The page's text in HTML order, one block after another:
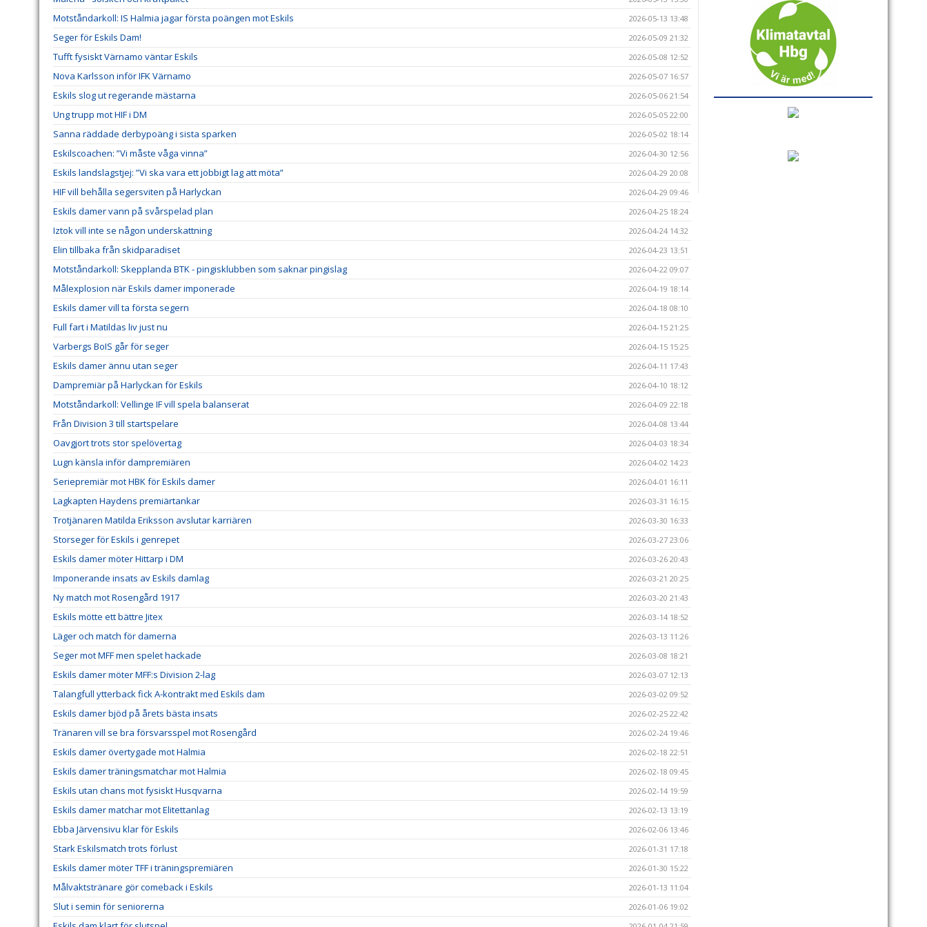
Motståndarkoll: IS Halmia jagar första poängen mot Eskils 2026-05-13 13:48
Seger för Eskils Dam! 2026-05-09 21:32
Tufft fysiskt Värnamo väntar Eskils 2026-05-08 12:52
Nova Karlsson inför IFK Värnamo 2026-05-07 16:57
Eskils slog ut regerande mästarna 2026-05-06 21:54
Ung trupp mot HIF i DM 2026-05-05 22:00
Sanna räddade derbypoäng i sista sparken 2026-05-02 18:14
Eskilscoachen: ”Vi måste våga vinna” 2026-04-30 12:56
Eskils landslagstjej: ”Vi ska vara ett jobbigt lag att möta” 2026-04-29 20:08
HIF vill behålla segersviten på Harlyckan 2026-04-29 09:46
Eskils damer vann på svårspelad plan 2026-04-25 18:24
Iztok vill inte se någon underskattning 2026-04-24 14:32
Elin tillbaka från skidparadiset 2026-04-23 13:51
Motståndarkoll: Skepplanda BTK - pingisklubben som saknar pingislag 2026-04-22 09:07
Målexplosion när Eskils damer imponerade 2026-04-19 18:14
Eskils damer vill ta första segern 2026-04-18 08:10
Full fart i Matildas liv just nu 2026-04-15 21:25
Varbergs BoIS går för seger 2026-04-15 15:25
Eskils damer ännu utan seger 2026-04-11 17:43
Dampremiär på Harlyckan för Eskils 2026-04-10 18:12
Motståndarkoll: Vellinge IF vill spela balanserat 2026-04-09 22:18
Från Division 3 till startspelare 2026-04-08 13:44
Oavgjort trots stor spelövertag 2026-04-03 18:34
Lugn känsla inför dampremiären 2026-04-02 14:23
Seriepremiär mot HBK för Eskils damer 2026-04-01 16:11
Lagkapten Haydens premiärtankar 2026-03-31 16:15
Trotjänaren Matilda Eriksson avslutar karriären 2026-03-30 16:33
Storseger för Eskils i genrepet 2026-03-27 23:06
Eskils damer möter Hittarp i DM 2026-03-26 20:43
Imponerande insats av Eskils damlag 2026-03-21 20:25
Ny match mot Rosengård 1917 2026-03-20 21:43
Eskils mötte ett bättre Jitex 2026-03-14 18:52
Läger och match för damerna 2026-03-13 11:26
Seger mot MFF men spelet hackade 2026-03-08 18:21
Eskils damer möter MFF:s Division 2-lag 2026-03-07 12:13
Talangfull ytterback fick A-kontrakt med Eskils dam 2026-03-02 09:52
Eskils damer bjöd på årets bästa insats 2026-02-25 22:42
Tränaren vill se bra försvarsspel mot Rosengård 2026-02-24 19:46
Eskils damer övertygade mot Halmia 2026-02-18 22:51
Eskils damer träningsmatchar mot Halmia 2026-02-18 09:45
Eskils utan chans mot fysiskt Husqvarna 2026-02-14 19:59
Eskils damer matchar mot Elitettanlag 2026-02-13 13:19
Ebba Järvensivu klar för Eskils 2026-02-06 13:46
Stark Eskilsmatch trots förlust 2026-01-31 17:18
Eskils damer möter TFF i träningspremiären 2026-01-30 15:22
Målvaktstränare gör comeback i Eskils 2026-01-13 11:04
Slut i semin för seniorerna 2026-01-06 19:02